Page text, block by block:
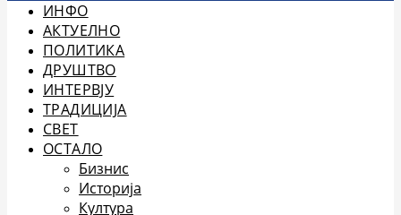
ИНФО
АКТУЕЛНО
ПОЛИТИКА
ДРУШТВО
ИНТЕРВЈУ
ТРАДИЦИЈА
СВЕТ
ОСТАЛО
Бизнис
Историја
Култура